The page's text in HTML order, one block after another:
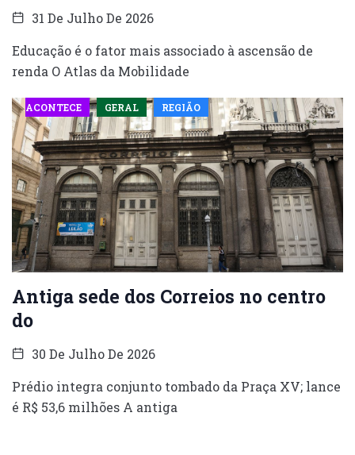
31 De Julho De 2026
Educação é o fator mais associado à ascensão de
renda O Atlas da Mobilidade
ACONTECE GERAL REGIÃO
Antiga sede dos Correios no centro
do
30 De Julho De 2026
Prédio integra conjunto tombado da Praça XV; lance
é R$ 53,6 milhões A antiga